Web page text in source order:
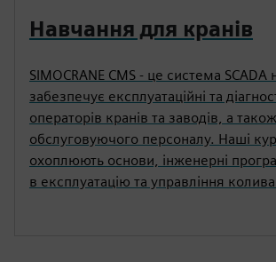
Навчання для кранів
SIMOCRANE CMS - це система
забезпечує експлуатаційні та
операторів кранів та заводів, а також
обслуговуючого персоналу. Наші
охоплюють основи, інженерні
в експлуатацію та управління